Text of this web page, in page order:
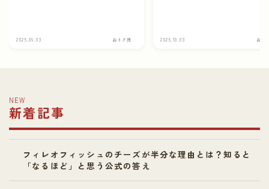
2025.09.03 おトク技 2025.10.03 おト
NEW
新着記事
フィレオフィッシュのチーズが半分な理由とは？知ると
「なるほど」と思う公式の答え